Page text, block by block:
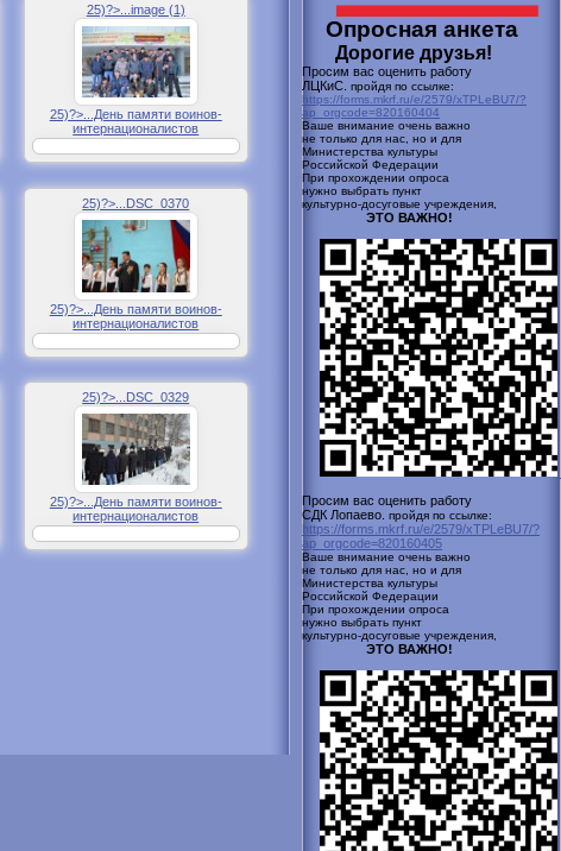
25)?>...image (1)
25)?>...День памяти воинов-
интернационалистов
25)?>...DSC_0370
25)?>...День памяти воинов-
интернационалистов
25)?>...DSC_0329
25)?>...День памяти воинов-
интернационалистов
Опросная анкета
Дорогие друзья!
Просим вас оценить работу
ЛЦКиС. пройдя по ссылке:
https://forms.mkrf.ru/e/2579/xTPLeBU7/?
ap_orgcode=820160404
Ваше внимание очень важно
не только для нас, но и для
Министерства культуры
Российской Федерации
При прохождении опроса
нужно выбрать пункт
культурно-досуговые учреждения,
ЭТО ВАЖНО!
Просим вас оценить работу
СДК Лопаево. пройдя по ссылке:
https://forms.mkrf.ru/e/2579/xTPLeBU7/?
ap_orgcode=820160405
Ваше внимание очень важно
не только для нас, но и для
Министерства культуры
Российской Федерации
При прохождении опроса
нужно выбрать пункт
культурно-досуговые учреждения,
ЭТО ВАЖНО!